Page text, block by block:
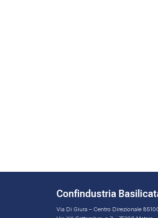
Confindustria
Via Di Giura – Centro Direzionale